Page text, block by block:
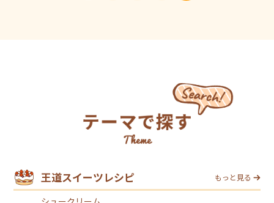
王道スイーツレシピ もっと見る